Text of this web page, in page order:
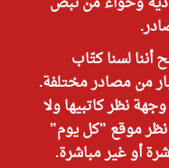
لسنا كتّاب
من مصادر مختلفة.
نظر كاتبيها ولا
موقع "كل يوم"
أو غير مباشرة.